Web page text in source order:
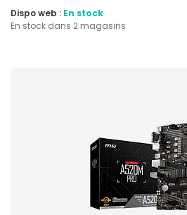
Dispo web : En stock
En stock dans 2 magasins